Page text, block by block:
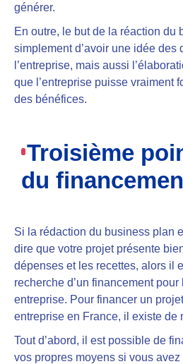
générer.
En outre, le but de la réaction du
simplement d’avoir une idée des
l’entreprise, mais aussi
que l’entreprise puisse vraiment
des bénéfices.
Troisième
du
Si la rédaction du business plan
dire que votre projet présente
dépenses et les recettes, alors il
recherche d’un financement
entreprise. Pour financer un
entreprise en France, il existe de
Tout d’abord, il est possible de
vos propres moyens si vous avez